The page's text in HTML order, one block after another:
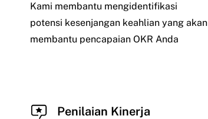
Kami membantu mengidentifikasi
potensi kesenjangan keahlian yang akan
membantu pencapaian OKR Anda
Penilaian Kinerja